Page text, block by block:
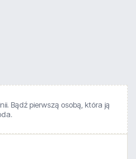
Bądź pierwszą osobą, która ją